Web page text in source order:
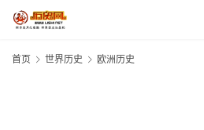
首页 世界历史 欧洲历史